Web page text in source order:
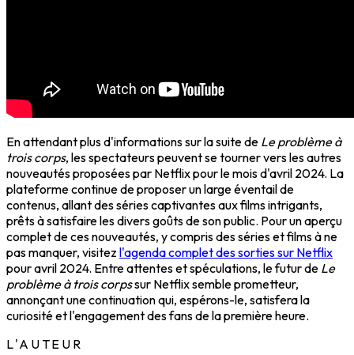
En attendant plus d'informations sur la suite de Le problème à
trois corps, les spectateurs peuvent se tourner vers les autres
nouveautés proposées par Netflix pour le mois d'avril 2024. La
plateforme continue de proposer un large éventail de
contenus, allant des séries captivantes aux films intrigants,
prêts à satisfaire les divers goûts de son public. Pour un aperçu
complet de ces nouveautés, y compris des séries et films à ne
pas manquer, visitez l'agenda complet des sorties sur Netflix
pour avril 2024. Entre attentes et spéculations, le futur de Le
problème à trois corpssur Netflix semble prometteur,
annonçant une continuation qui, espérons-le, satisfera la
curiosité et l'engagement des fans de la première heure.
L'AUTEUR